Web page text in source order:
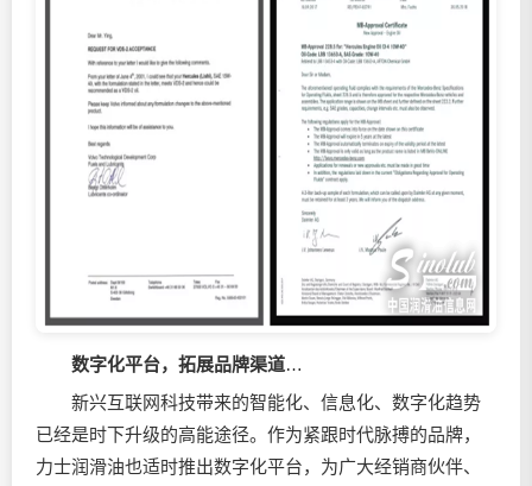
数字化平台，拓展品牌渠道…
新兴互联网科技带来的智能化、信息化、数字化趋势
已经是时下升级的高能途径。作为紧跟时代脉搏的品牌，
力士润滑油也适时推出数字化平台，为广大经销商伙伴、